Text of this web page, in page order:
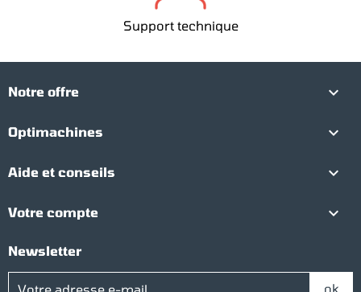
Support technique
Notre offre 
Optimachines 
Aide et conseils 
Votre compte 
Newsletter